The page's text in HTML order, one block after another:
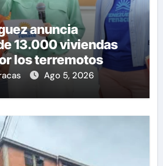
anuncia
13.000 viviendas
los terremotos
Ago 5, 2026